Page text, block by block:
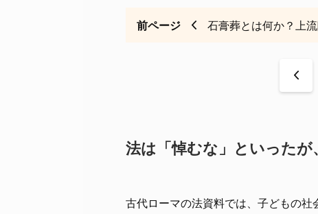
前ページ 石膏葬とは何か？上
<
法は「悼むな」といった
古代ローマの法資料では、子どもの社